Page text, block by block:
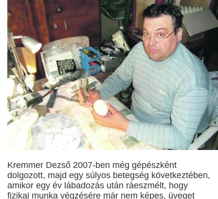
Kremmer Dezső 2007-ben még gépészként
dolgozott, majd egy súlyos betegség következtében,
amikor egy év lábadozás után ráeszmélt, hogy
fizikai munka végzésére már nem képes, üveget